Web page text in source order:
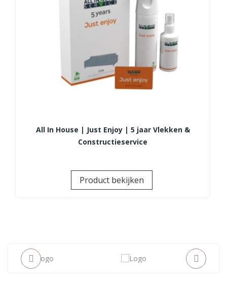
All In House | Just Enjoy | 5 jaar Vlekken &
Constructieservice
Product bekijken